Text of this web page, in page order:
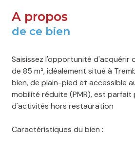
A propos
de ce bien
Saisissez l'opportunité d'acquérir
de 85 m², idéalement situé à
bien, de plain-pied et accessible
mobilité réduite (PMR), est
d'activités hors restauration
Caractéristiques du bien :